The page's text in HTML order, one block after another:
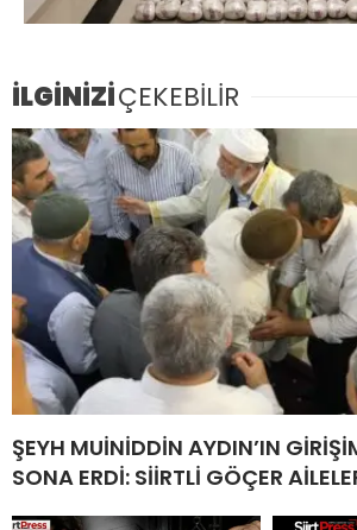
İLGİNİZİÇEKEBİLİR
ŞEYH MUİNİDDİN AYDIN’IN
SONA ERDİ: SİİRTLİ GÖÇER